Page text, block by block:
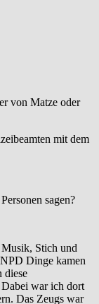
von Matze oder
mit dem
sagen?
Stich und
Dinge kamen
diese
Dabei war ich dort
Das Zeugs war